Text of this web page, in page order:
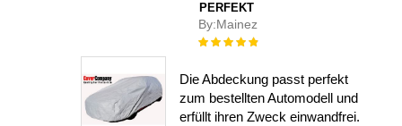
PERFEKT
By:Mainez
Rating:
Die Abdeckung passt perfekt
zum bestellten Automodell und
erfüllt ihren Zweck einwandfrei.